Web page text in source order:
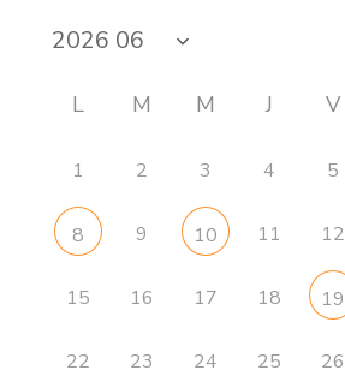
L M M J V
1 2 3 4 5
8 9 10 11 12
15 16 17 18 19
22 23 24 25 26